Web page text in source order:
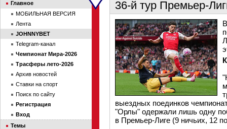
36-й тур Премьер-
выездных поединков
"Орлы" одержали лишь одну
в Премьер-Лиге (9 ничьих, 12
Главное
МОБИЛЬНАЯ ВЕРСИЯ
Лента
JOHNNYBET
Telegram-канал
Чемпионат Мира-2026
Трасферы лето-2026
Архив новостей
Ставки на спорт
Поиск по сайту
Регистрация
Вход
Темы